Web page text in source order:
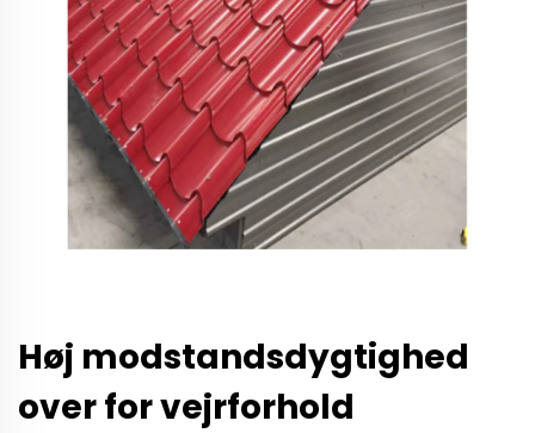
Høj modstandsdygtighed
over for vejrforhold